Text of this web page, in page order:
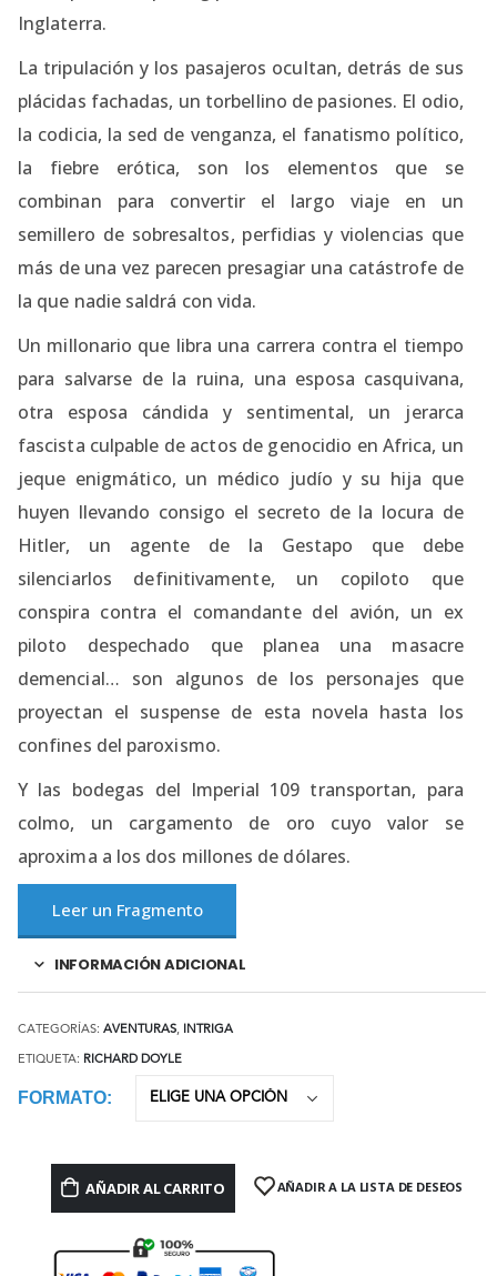
Inglaterra.
La tripulación y los pasajeros ocultan, detrás de sus
plácidas fachadas, un torbellino de pasiones. El odio,
la codicia, la sed de venganza, el fanatismo político,
la fiebre erótica, son los elementos que se
combinan para convertir el largo viaje en un
semillero de sobresaltos, perfidias y violencias que
más de una vez parecen presagiar una catástrofe de
la que nadie saldrá con vida.
Un millonario que libra una carrera contra el tiempo
para salvarse de la ruina, una esposa casquivana,
otra esposa cándida y sentimental, un jerarca
fascista culpable de actos de genocidio en Africa, un
jeque enigmático, un médico judío y su hija que
huyen llevando consigo el secreto de la locura de
Hitler, un agente de la Gestapo que debe
silenciarlos definitivamente, un copiloto que
conspira contra el comandante del avión, un ex
piloto despechado que planea una masacre
demencial… son algunos de los personajes que
proyectan el suspense de esta novela hasta los
confines del paroxismo.
Y las bodegas del Imperial 109 transportan, para
colmo, un cargamento de oro cuyo valor se
aproxima a los dos millones de dólares.
Leer un Fragmento
INFORMACIÓN ADICIONAL
CATEGORÍAS: AVENTURAS, INTRIGA
ETIQUETA: RICHARD DOYLE
FORMATO
AÑADIR AL CARRITO AÑADIR A LA LISTA DE DESEOS